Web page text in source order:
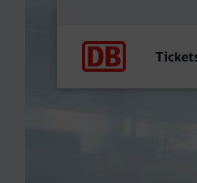
Karlsruhe